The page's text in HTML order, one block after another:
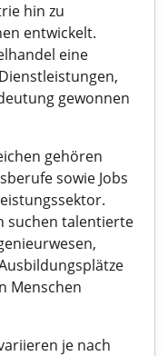
hin zu
entwickelt.
eine
gewonnen
gehören
sowie Jobs
suchen talentierte
Menschen
je nach